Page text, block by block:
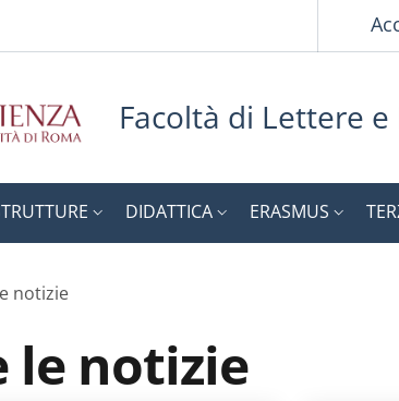
Facoltà di Lettere e
DIDATTICA ERASMUS
notizie
le notizie